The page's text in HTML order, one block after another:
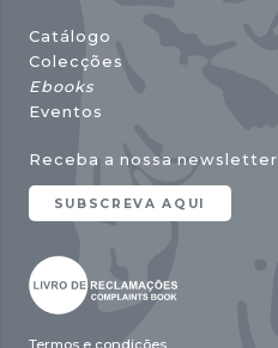
Catálogo
Colecções
Ebooks
Eventos
Receba a nossa newsletter
SUBSCREVA AQUI
Termos e condições